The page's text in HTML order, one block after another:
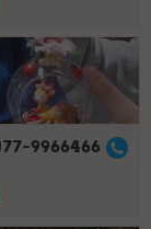
9966466